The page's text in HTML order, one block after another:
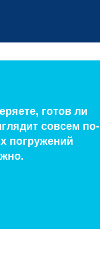
готов ли
совсем по-
погружений